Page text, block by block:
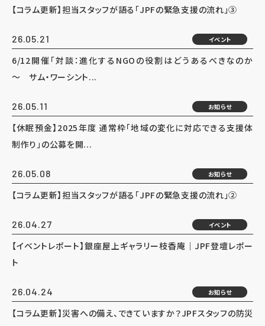
【コラム更新】担当スタッフが語る「JPFの緊急支援の流れ」③
26.05.21 イベント
6/12開催「対談：進化するNGOの役割はどうあるべきなのか
～ サム・ワーシント...
26.05.11 お知らせ
【休眠預金】2025年度 通常枠「地域の変化に対応できる支援体
制作り」の公募を開...
26.05.08 お知らせ
【コラム更新】担当スタッフが語る「JPFの緊急支援の流れ」②
26.04.27 イベント
【イベントレポート】銀座屋上ギャラリー枝香庵｜JPF登壇レポー
ト
26.04.24 お知らせ
【コラム更新】災害への備え、できていますか？JPFスタッフの防災